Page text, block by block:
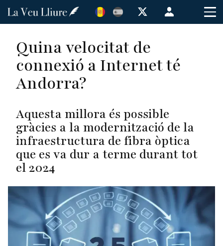
Vés
Menú
de
usuario
Quina velocitat de
connexió a Internet té
Andorra?
Aquesta millora és possible
gràcies a la modernització de la
infraestructura de fibra òptica
que es va dur a terme durant tot
el 2024